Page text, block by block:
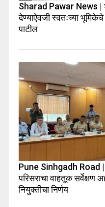
Sharad Pawar News |
देण्याऐवजी स्वतःच्या
पाटील
Pune Sinhgadh Road |
परिसराचा वाहतूक सर्वेक्षण
नियुक्तीचा निर्णय